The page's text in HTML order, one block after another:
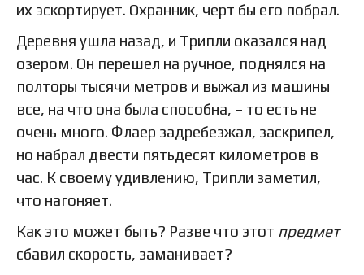
их эскортирует. Охранник, черт бы его побрал.
Деревня ушла назад, и Трипли оказался над
озером. Он перешел на ручное, поднялся на
полторы тысячи метров и выжал из машины
все, на что она была способна, – то есть не
очень много. Флаер задребезжал, заскрипел,
но набрал двести пятьдесят километров в
час. К своему удивлению, Трипли заметил,
что нагоняет.
Как это может быть? Разве что этот предмет
сбавил скорость, заманивает?